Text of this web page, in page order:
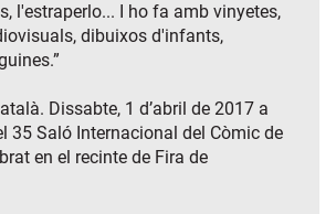
l'estraperlo... I ho fa amb vinyetes,
dibuixos d'infants,
Dissabte, 1 d’abril de 2017 a
35 Saló Internacional del Còmic de
en el recinte de Fira de